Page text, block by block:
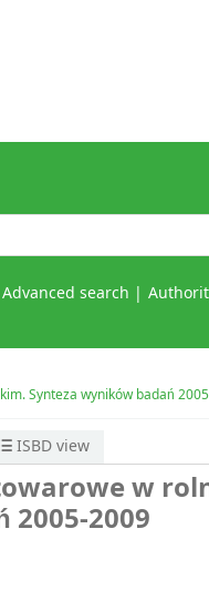
Advanced search
Synteza wyników badań
ISBD view
w
2005-2009